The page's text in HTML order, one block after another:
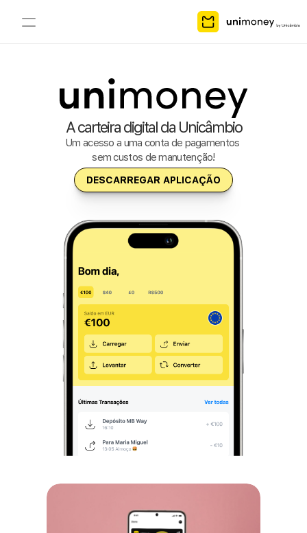
Click&Collect
Como aderir?
Sobre nós
Cartão Virtual
A carteira digital da Unicâmbio
Um acesso a uma conta de pagamentos
sem custos de manutenção!
DESCARREGAR APLICAÇÃO